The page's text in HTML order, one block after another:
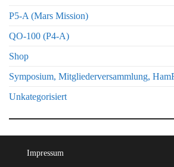
P5-A (Mars Mission)
QO-100 (P4-A)
Shop
Symposium, Mitgliederversammlung,
Unkategorisiert
Impressum